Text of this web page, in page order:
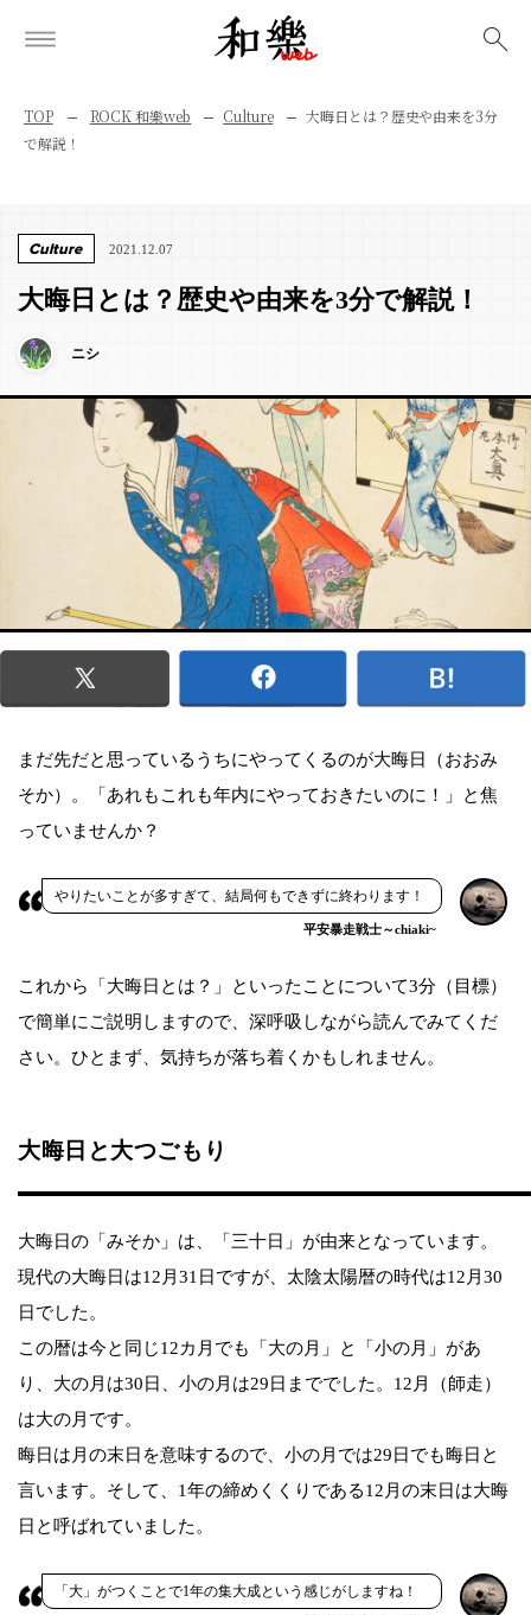
TOP ROCK 和樂web Culture
大晦日とは？歴史や由来を3分
で解説！
Culture 2021.12.07
大晦日とは？歴史や由来を3分で解説！
ニシ
まだ先だと思っているうちにやってくるのが大晦日（おおみ
そか）。「あれもこれも年内にやっておきたいのに！」と焦
っていませんか？
やりたいことが多すぎて、結局何もできずに終わります！
平安暴走戦士～chiaki~
これから「大晦日とは？」といったことについて3分（目標）
で簡単にご説明しますので、深呼吸しながら読んでみてくだ
さい。ひとまず、気持ちが落ち着くかもしれません。
大晦日と大つごもり
大晦日の「みそか」は、「三十日」が由来となっています。
現代の大晦日は12月31日ですが、太陰太陽暦の時代は12月30
日でした。
この暦は今と同じ12カ月でも「大の月」と「小の月」があ
り、大の月は30日、小の月は29日まででした。12月（師走）
は大の月です。
晦日は月の末日を意味するので、小の月では29日でも晦日と
言います。そして、1年の締めくくりである12月の末日は大晦
日と呼ばれていました。
「大」がつくことで1年の集大成という感じがしますね！